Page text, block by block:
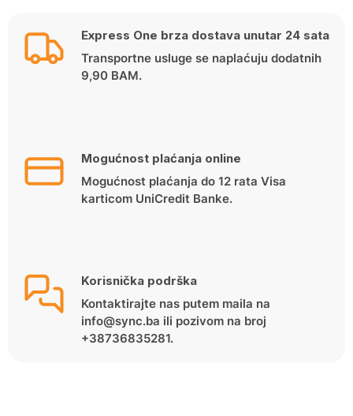
Express One brza dostava unutar 24 sata
Transportne usluge se naplaćuju dodatnih
9,90 BAM.
Mogućnost plaćanja online
Mogućnost plaćanja do 12 rata Visa
karticom UniCredit Banke.
Korisnička podrška
Kontaktirajte nas putem maila na
info@sync.ba ili pozivom na broj
+38736835281.